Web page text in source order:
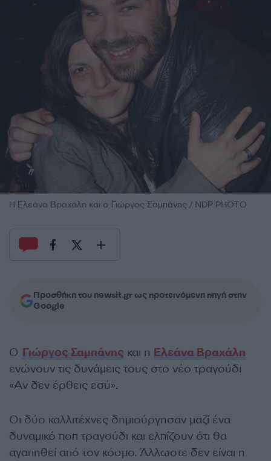
Η Ελεάνα Βραχάλη και ο Γιώργος Σαμπάνης / NDP PHOTO
Προσθήκη του newsit.gr ως προτεινόμενη πηγή στην
Google
Ο Γιώργος Σαμπάνης και η Ελεάνα Βραχάλη
ενώνουν τις δυνάμεις τους στο νέο τραγούδι
«Αν δεν έρθεις εσύ».
Οι δύο καλλιτέχνες δημιούργησαν μαζί ένα
δυναμικό ποπ τραγούδι και ελπίζουν ότι θα
αγαπηθεί από τον κόσμο. Άλλωστε δεν είναι η